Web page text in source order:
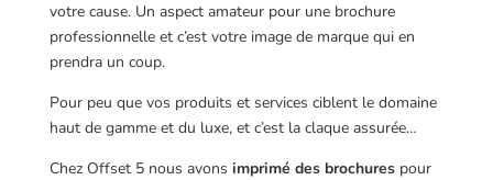
votre cause. Un aspect amateur pour une brochure
professionnelle et c’est votre image de marque qui en
prendra un coup.
Pour peu que vos produits et services ciblent le domaine
haut de gamme et du luxe, et c’est la claque assurée…
Chez Offset 5 nous avons imprimé des brochurespour